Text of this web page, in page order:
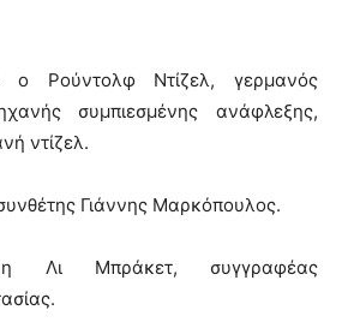
ο Ρούντολφ Ντίζελ, γερμανός
συμπιεσμένης ανάφλεξης,
ντίζελ.
Γιάννης Μαρκόπουλος.
η Λι Μπράκετ, συγγραφέας